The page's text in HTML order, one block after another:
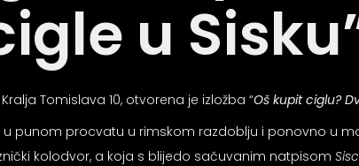
u
Tomislava 10, otvorena je izložba “Oš kupit ciglu?
punom procvatu u rimskom razdoblju i ponovno u
kolodvor, a koja s blijedo sačuvanim natpisom